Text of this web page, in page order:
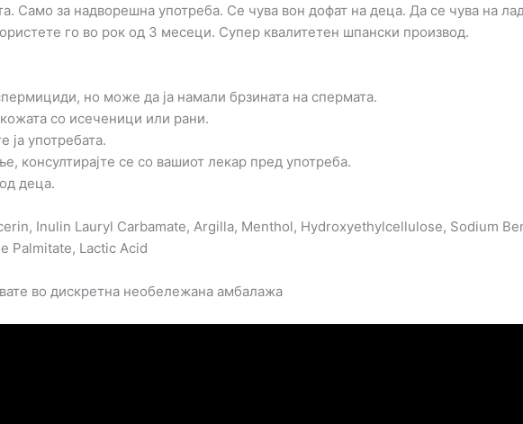
Само за надворешна употреба. Се чува вон дофат на деца. Да се чува на
го во рок од 3 месеци. Супер квалитетен шпански производ.
но може да ја намали брзината на спермата.
со исеченици или рани.
ја употребата.
консултирајте се со вашиот лекар пред употреба.
деца.
Inulin Lauryl Carbamate, Argilla, Menthol, Hydroxyethylcellulose, Sodium
Palmitate, Lactic Acid
во дискретна необележана амбалажа